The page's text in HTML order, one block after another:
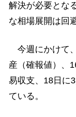
解決が必要とな
な相場展開は回
今週にかけて
産（確報値）、
易収支、18日に
ている。